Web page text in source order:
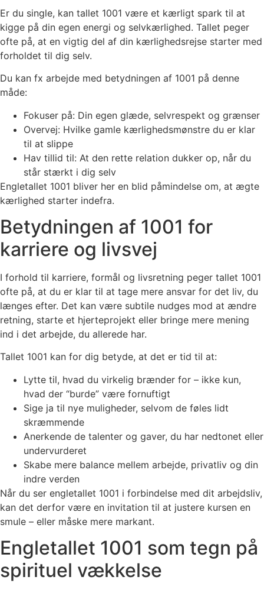
Er du single, kan tallet 1001 være et kærligt spark til at
kigge på din egen energi og selvkærlighed. Tallet peger
ofte på, at en vigtig del af din kærlighedsrejse starter med
forholdet til dig selv.
Du kan fx arbejde med betydningen af 1001 på denne
måde:
Fokuser på: Din egen glæde, selvrespekt og grænser
Overvej: Hvilke gamle kærlighedsmønstre du er klar
til at slippe
Hav tillid til: At den rette relation dukker op, når du
står stærkt i dig selv
Engletallet 1001 bliver her en blid påmindelse om, at ægte
kærlighed starter indefra.
Betydningen af 1001 for
karriere og livsvej
I forhold til karriere, formål og livsretning peger tallet 1001
ofte på, at du er klar til at tage mere ansvar for det liv, du
længes efter. Det kan være subtile nudges mod at ændre
retning, starte et hjerteprojekt eller bringe mere mening
ind i det arbejde, du allerede har.
Tallet 1001 kan for dig betyde, at det er tid til at:
Lytte til, hvad du virkelig brænder for – ikke kun,
hvad der “burde” være fornuftigt
Sige ja til nye muligheder, selvom de føles lidt
skræmmende
Anerkende de talenter og gaver, du har nedtonet eller
undervurderet
Skabe mere balance mellem arbejde, privatliv og din
indre verden
Når du ser engletallet 1001 i forbindelse med dit arbejdsliv,
kan det derfor være en invitation til at justere kursen en
smule – eller måske mere markant.
Engletallet 1001 som tegn på
spirituel vækkelse